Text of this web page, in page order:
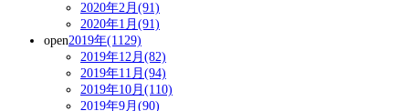
2020年2月(91)
2020年1月(91)
open2019年(1129)
2019年12月(82)
2019年11月(94)
2019年10月(110)
2019年9月(90)